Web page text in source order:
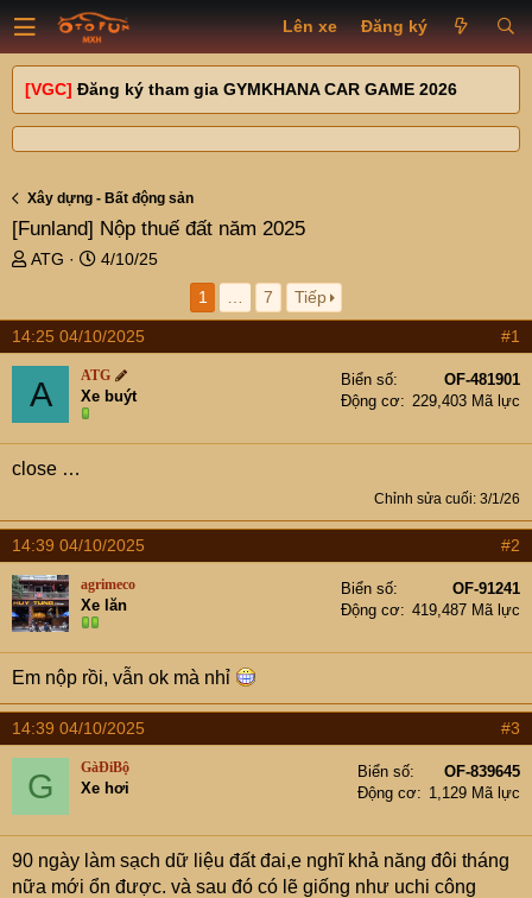
Lên xe Đăng ký
[VGC] Đăng ký tham gia GYMKHANA CAR GAME 2026
Xây dựng - Bất động sản
[Funland] Nộp thuế đất năm 2025
T
e
a
d
s
r
r
ATG
N
y
g
ử
4/10/25
1
7 Tiếp
14:25 04/10/2025 #1
A ATG
Xe buýt
Biển số
OF-481901
Động cơ
229,403 Mã lực
close …
Chỉnh sửa cuối: 3/1/26
14:39 04/10/2025 #2
agrimeco
Xe lăn
Biển số
OF-91241
Động cơ
419,487 Mã lực
Em nộp rồi, vẫn ok mà nhỉ
14:39 04/10/2025 #3
G GàĐiBộ
Xe hơi
Biển số
OF-839645
Động cơ
1,129 Mã lực
90 ngày làm sạch dữ liệu đất đai,e nghĩ khả năng đôi tháng
nữa mới ổn được. và sau đó có lẽ giống như uchi công